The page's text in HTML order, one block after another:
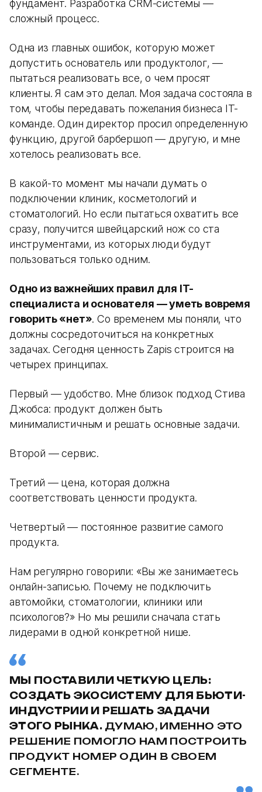
фундамент. Разработка CRM-системы —
сложный процесс.
Одна из главных ошибок, которую может
допустить основатель или продуктолог, —
пытаться реализовать все, о чем просят
клиенты. Я сам это делал. Моя задача состояла в
том, чтобы передавать пожелания бизнеса IT-
команде. Один директор просил определенную
функцию, другой барбершоп — другую, и мне
хотелось реализовать все.
В какой-то момент мы начали думать о
подключении клиник, косметологий и
стоматологий. Но если пытаться охватить все
сразу, получится швейцарский нож со ста
инструментами, из которых люди будут
пользоваться только одним.
Одно из важнейших правил для IT-
специалиста и основателя — уметь вовремя
говорить «нет». Со временем мы поняли, что
должны сосредоточиться на конкретных
задачах. Сегодня ценность Zapis строится на
четырех принципах.
Первый — удобство. Мне близок подход Стива
Джобса: продукт должен быть
минималистичным и решать основные задачи.
Второй — сервис.
Третий — цена, которая должна
соответствовать ценности продукта.
Четвертый — постоянное развитие самого
продукта.
Нам регулярно говорили: «Вы же занимаетесь
онлайн-записью. Почему не подключить
автомойки, стоматологии, клиники или
психологов?» Но мы решили сначала стать
лидерами в одной конкретной нише.
МЫ ПОСТАВИЛИ ЧЕТКУЮ ЦЕЛЬ:
СОЗДАТЬ ЭКОСИСТЕМУ ДЛЯ БЬЮТИ-
ИНДУСТРИИ И РЕШАТЬ ЗАДАЧИ
ЭТОГО РЫНКА. ДУМАЮ, ИМЕННО ЭТО
РЕШЕНИЕ ПОМОГЛО НАМ ПОСТРОИТЬ
ПРОДУКТ НОМЕР ОДИН В СВОЕМ
СЕГМЕНТЕ.